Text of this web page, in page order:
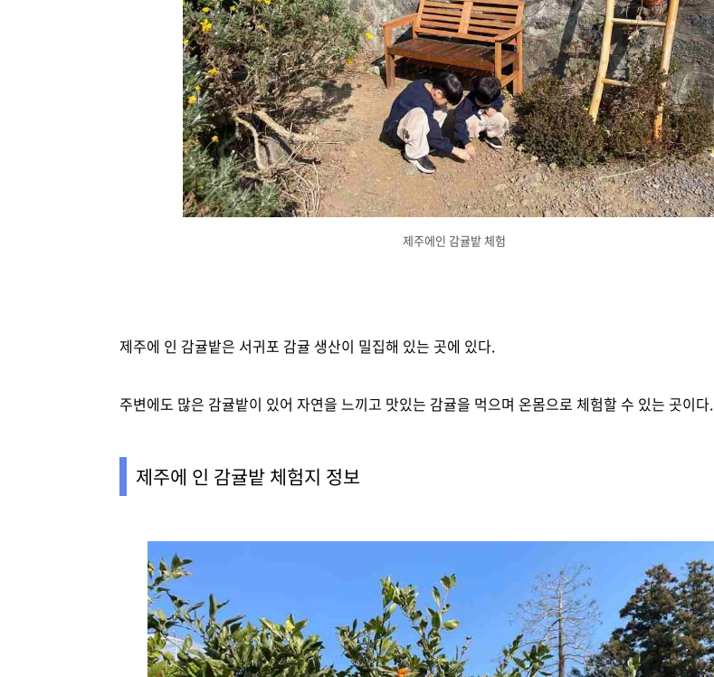
제주에인 감귤밭 체험
제주에 인 감귤밭은 서귀포 감귤 생산이 밀집해 있는 곳에 있다.
주변에도 많은 감귤밭이 있어 자연을 느끼고 맛있는 감귤을 먹으며 온몸으로 체험할 수 있는 곳이다.
제주에 인 감귤밭 체험지 정보